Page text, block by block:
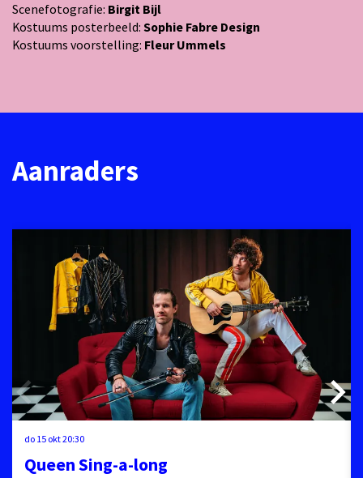
Scenefotografie: Birgit Bijl
Kostuums posterbeeld: Sophie Fabre Design
Kostuums voorstelling: Fleur Ummels
Aanraders
Queen Sing-a-long
do 15 okt20:30